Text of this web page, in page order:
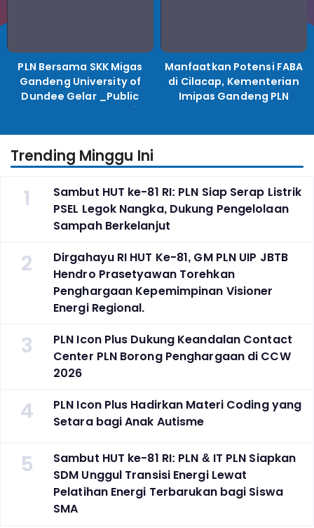
PLN Bersama SKK Migas
Gandeng University of
Dundee Gelar _Public
Lecture_, Kolaborasi
Manfaatkan Potensi FABA
di Cilacap, Kementerian
Imipas Gandeng PLN
Trending Minggu Ini
1
Sambut HUT ke-81 RI: PLN Siap Serap Listrik
PSEL Legok Nangka, Dukung Pengelolaan
Sampah Berkelanjut
2
Dirgahayu RI HUT Ke-81, GM PLN UIP JBTB
Hendro Prasetyawan Torehkan
Penghargaan Kepemimpinan Visioner
Energi Regional.
3
PLN Icon Plus Dukung Keandalan Contact
Center PLN Borong Penghargaan di CCW
2026
4
PLN Icon Plus Hadirkan Materi Coding yang
Setara bagi Anak Autisme
5
Sambut HUT ke-81 RI: PLN & IT PLN Siapkan
SDM Unggul Transisi Energi Lewat
Pelatihan Energi Terbarukan bagi Siswa
SMA